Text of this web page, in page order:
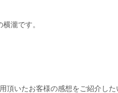
瀧です。
頂いたお客様の感想をご紹介した